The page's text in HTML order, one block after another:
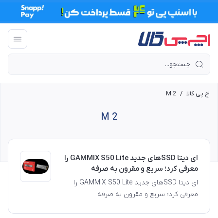
اچ پی کالا /
M 2
M 2
ای دیتا SSDهای جدید GAMMIX S50 Lite را
معرفی کرد؛ سریع و مقرون به صرفه
ای دیتا SSDهای جدید GAMMIX S50 Lite را
معرفی کرد؛ سریع و مقرون به صرفه